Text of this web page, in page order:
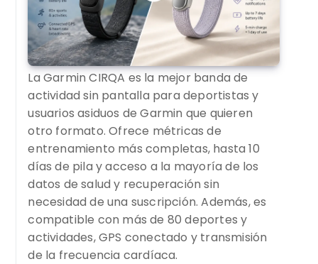
La Garmin CIRQA es la mejor banda de
actividad sin pantalla para deportistas y
usuarios asiduos de Garmin que quieren
otro formato. Ofrece métricas de
entrenamiento más completas, hasta 10
días de pila y acceso a la mayoría de los
datos de salud y recuperación sin
necesidad de una suscripción. Además, es
compatible con más de 80 deportes y
actividades, GPS conectado y transmisión
de la frecuencia cardíaca.